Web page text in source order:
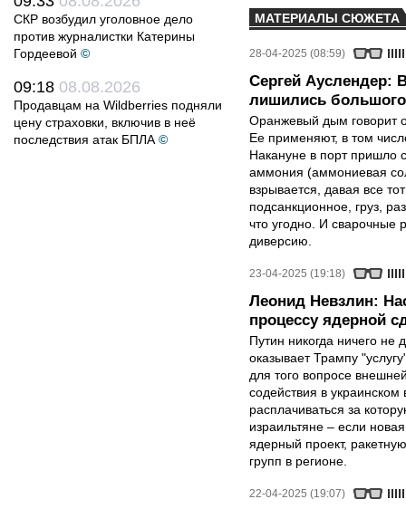
СКР возбудил уголовное дело
против журналистки Катерины
Гордеевой ©
09:18 08.08.2026
Продавцам на Wildberries подняли
цену страховки, включив в неё
последствия атак БПЛА ©
МАТЕРИАЛЫ СЮЖЕТА
28-04-2025 (08:59)
Сергей Ауслендер:
лишились большого
Оранжевый дым говорит
Ее применяют, в том
Накануне в порт пришло
аммония (аммониевая
взрывается, давая все
подсанкционное, груз,
что угодно. И сварочные
диверсию.
23-04-2025 (19:18)
Леонид Невзлин:
процессу ядерной
Путин никогда ничего не
оказывает Трампу
для того вопросе
содействия в
расплачиваться за
израильтяне – если
ядерный проект,
групп в регионе.
22-04-2025 (19:07)